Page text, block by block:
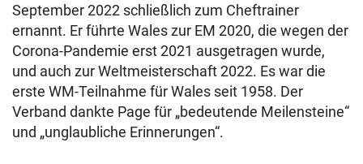
September 2022 schließlich zum Cheftrainer
ernannt. Er führte Wales zur EM 2020, die wegen der
Corona-Pandemie erst 2021 ausgetragen wurde,
und auch zur Weltmeisterschaft 2022. Es war die
erste WM-Teilnahme für Wales seit 1958. Der
Verband dankte Page für „bedeutende Meilensteine“
und „unglaubliche Erinnerungen“.